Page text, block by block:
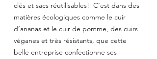
clés et sacs réutilisables!  C’est dans des
matières écologiques comme le cuir
d’ananas et le cuir de pomme, des cuirs
véganes et très résistants, que cette
belle entreprise confectionne ses